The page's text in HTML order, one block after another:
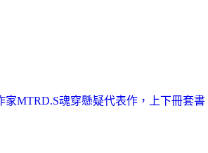
家MTRD.S魂穿懸疑代表作，上下冊套書